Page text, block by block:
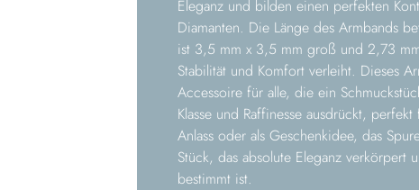
Eleganz und bilden einen perfekten
Diamanten. Die Länge des Armbands
ist 3,5 mm x 3,5 mm groß und 2,73
Stabilität und Komfort verleiht. Dieses
Accessoire für alle, die ein
Klasse und Raffinesse ausdrückt,
Anlass oder als Geschenkidee, das
Stück, das absolute Eleganz verkörpert
bestimmt ist.